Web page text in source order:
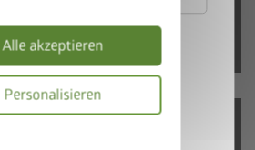
Alle akzeptieren
Personalisieren
ich
ich die
.